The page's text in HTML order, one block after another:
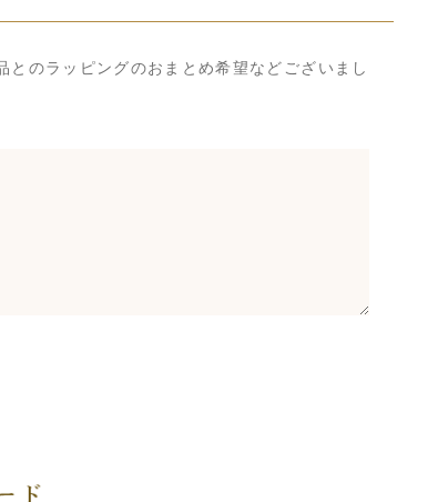
とのラッピングのおまとめ希望などございまし